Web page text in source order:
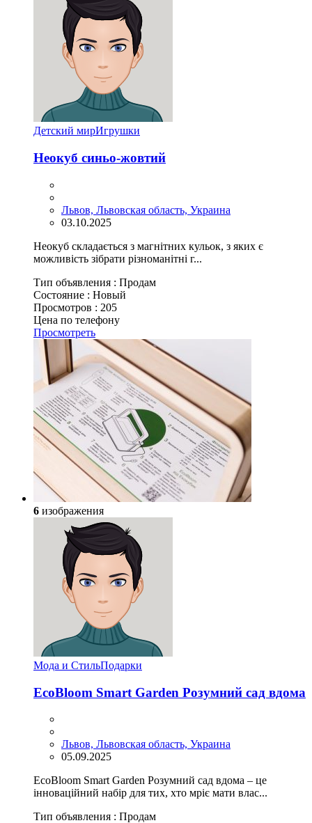
Детский мирИгрушки
Неокуб синьо-жовтий
Львов, Львовская область, Украина
03.10.2025
Неокуб складається з магнітних кульок, з яких є
можливість зібрати різноманітні г...
Тип объявления : Продам
Состояние : Новый
Просмотров : 205
Цена по телефону
Просмотреть
6 изображения
Мода и СтильПодарки
EcoBloom Smart Garden Розумний сад вдома
Львов, Львовская область, Украина
05.09.2025
EcoBloom Smart Garden Розумний сад вдома – це
інноваційний набір для тих, хто мріє мати влас...
Тип объявления : Продам